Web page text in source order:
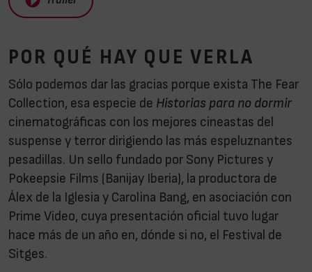
POR QUÉ HAY QUE VERLA
Sólo podemos dar las gracias porque exista The Fear
Collection, esa especie de Historias para no dormir
cinematográficas con los mejores cineastas del
suspense y terror dirigiendo las más espeluznantes
pesadillas. Un sello fundado por Sony Pictures y
Pokeepsie Films (Banijay Iberia), la productora de
Álex de la Iglesia y Carolina Bang, en asociación con
Prime Video, cuya presentación oficial tuvo lugar
hace más de un año en, dónde si no, el Festival de
Sitges.